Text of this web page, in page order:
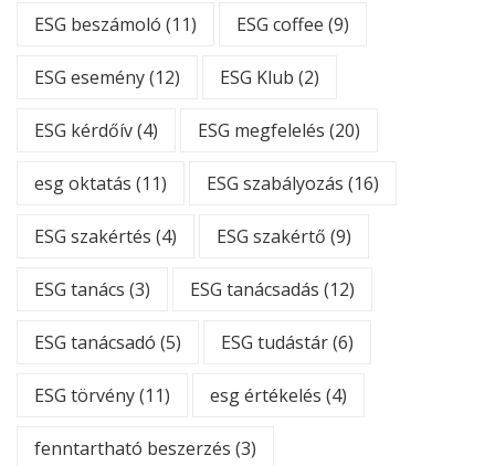
ESG beszámoló (11) ESG coffee (9)
ESG esemény(12) ESG Klub (2)
ESG kérdőív(4) ESG megfelelés (20)
esg oktatás (11) ESG szabályozás (16)
ESG szakértés (4) ESG szakértő (9)
ESG tanács (3) ESG tanácsadás (12)
ESG tanácsadó (5) ESG tudástár(6)
ESG törvény(11) esg értékelés (4)
fenntartható beszerzés (3)